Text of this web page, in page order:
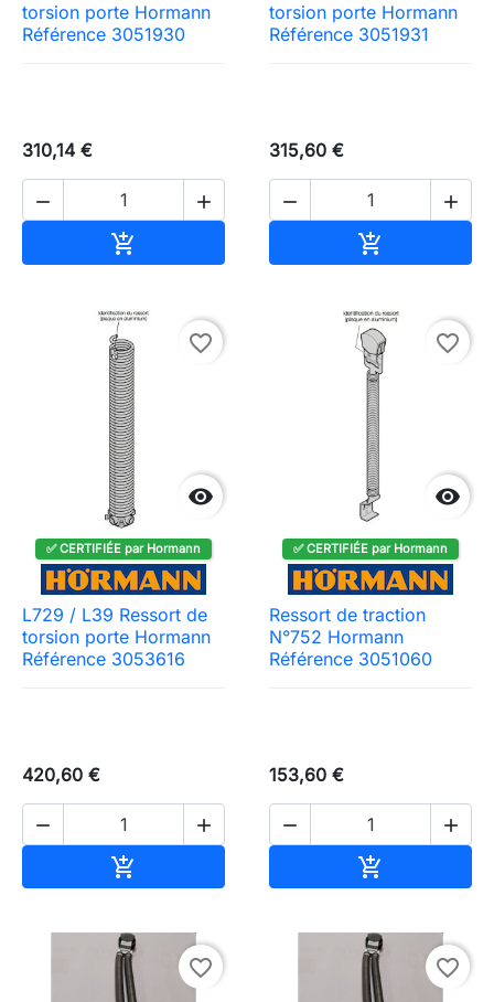
torsion porte Hormann
Référence 3051930
310,14 €
 

torsion porte Hormann
Référence 3051931
315,60 €
 


favorite_border
✅ CERTIFIÉE par Hormann
L729 / L39 Ressort de
torsion porte Hormann
Référence 3053616
420,60 €
 


favorite_border
✅ CERTIFIÉE par Hormann
Ressort de traction
N°752 Hormann
Référence 3051060
153,60 €
 

favorite_border favorite_border